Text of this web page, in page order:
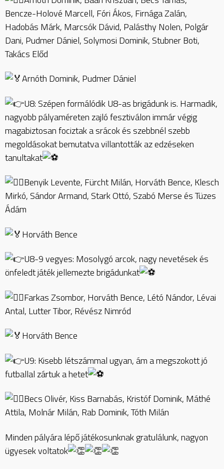
Bencze-Holové Marcell, Fóri Ákos, Firnága Zalán,
Hadobás Márk, Marcsók Dávid, Palásthy Nolen, Polgár
Dani, Pudmer Dániel, Solymosi Dominik, Stubner Boti,
Takács Előd
Arnóth Dominik, Pudmer Dániel
U8: Szépen formálódik U8-as brigádunk is. Harmadik,
nagyobb pályaméreten zajló fesztiválon immár végig
magabiztosan fociztak a srácok és szebbnél szebb
megoldásokat bemutatva villantották az edzéseken
tanultakat
Benyik Levente, Fürcht Milán, Horváth Bence, Klesch
Mirkó, Sándor Armand, Stark Ottó, Szabó Merse és Tüzes
Ádám
Horváth Bence
U8-9 vegyes: Mosolygó arcok, nagy nevetések és
önfeledt játék jellemezte brigádunkat
Farkas Zsombor, Horváth Bence, Létó Nándor, Lévai
Antal, Lutter Tibor, Révész Nimród
Horváth Bence
U9: Kisebb létszámmal ugyan, ám a megszokott jó
futballal zártuk a hetet
Becs Olivér, Kiss Barnabás, Kristóf Dominik, Máthé
Attila, Molnár Milán, Rab Dominik, Tóth Milán
Minden pályára lépő játékosunknak gratulálunk, nagyon
ügyesek voltatok